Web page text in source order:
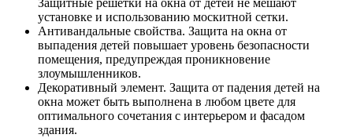
Защитные решетки на окна от детей не мешают
установке и использованию москитной сетки.
Антивандальные свойства. Защита на окна от
выпадения детей повышает уровень безопасности
помещения, предупреждая проникновение
злоумышленников.
Декоративный элемент. Защита от падения детей на
окна может быть выполнена в любом цвете для
оптимального сочетания с интерьером и фасадом
здания.